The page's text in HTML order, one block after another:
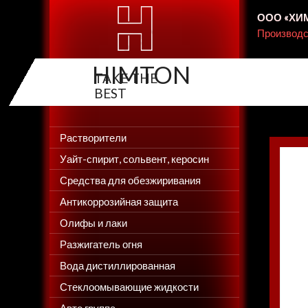
ООО
HIMTON
Растворители
Уайт-спирит, сольвент, керосин
Средства для обезжиривания
Антикоррозийная защита
Олифы и лаки
Разжигатель огня
Вода дистиллированная
Стеклоомывающие жидкости